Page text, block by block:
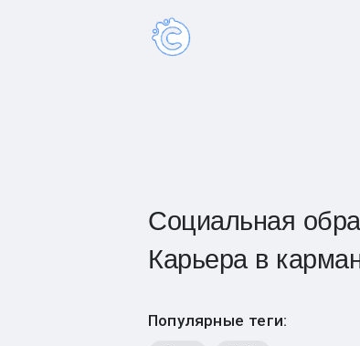
Социальная
Карьера в
Популярные теги: